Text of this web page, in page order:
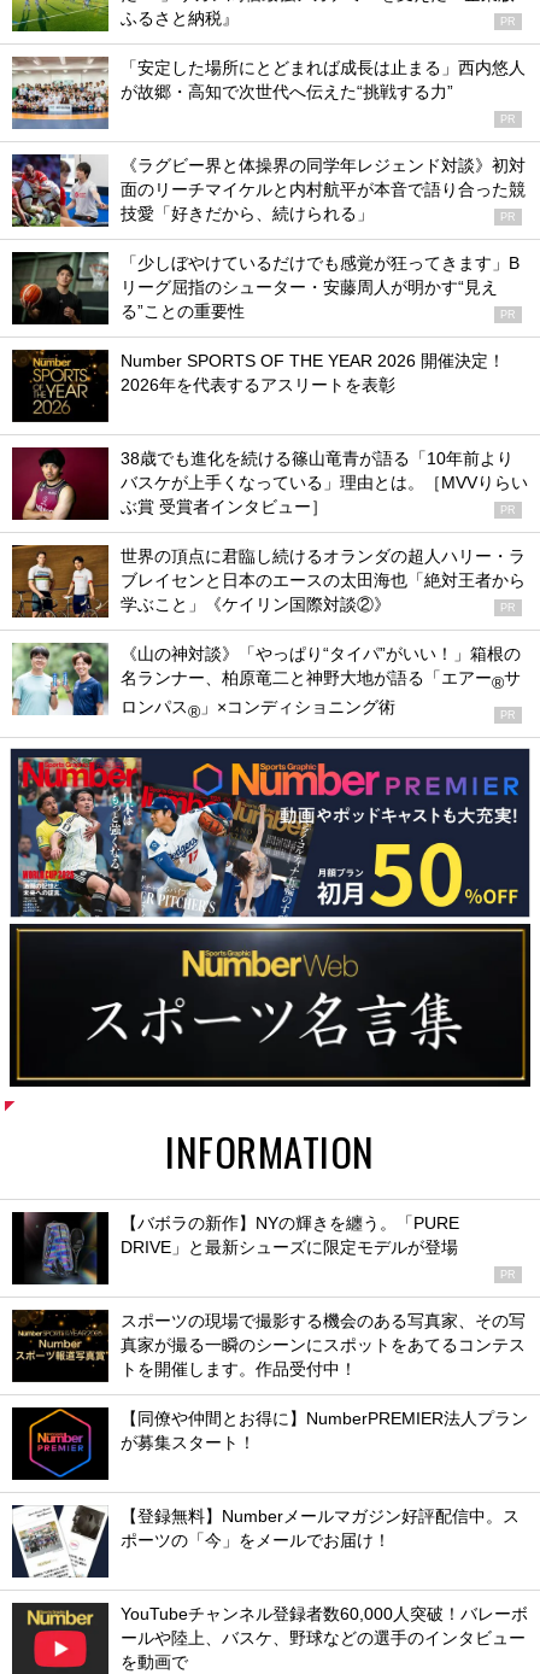
ふるさと納税』
PR
「安定した場所にとどまれば成長は止まる」西内悠人
が故郷・高知で次世代へ伝えた“挑戦する力”
PR
《ラグビー界と体操界の同学年レジェンド対談》初対
面のリーチマイケルと内村航平が本音で語り合った競
技愛「好きだから、続けられる」
PR
「少しぼやけているだけでも感覚が狂ってきます」B
リーグ屈指のシューター・安藤周人が明かす“見え
る”ことの重要性
PR
Number SPORTS OF THE YEAR 2026 開催決定！
2026年を代表するアスリートを表彰
38歳でも進化を続ける篠山竜青が語る「10年前より
バスケが上手くなっている」理由とは。［MVVりらい
ぶ賞 受賞者インタビュー］
PR
世界の頂点に君臨し続けるオランダの超人ハリー・ラ
ブレイセンと日本のエースの太田海也「絶対王者から
学ぶこと」《ケイリン国際対談②》
PR
《山の神対談》「やっぱり“タイパ”がいい！」箱根の
名ランナー、柏原竜二と神野大地が語る「エアー®サ
ロンパス® 」×コンディショニング術 PR
INFORMATION
【バボラの新作】NYの輝きを纏う。「PURE
DRIVE」と最新シューズに限定モデルが登場
PR
スポーツの現場で撮影する機会のある写真家、その写
真家が撮る一瞬のシーンにスポットをあてるコンテス
トを開催します。作品受付中！
【同僚や仲間とお得に】NumberPREMIER法人プラン
が募集スタート！
【登録無料】Numberメールマガジン好評配信中。ス
ポーツの「今」をメールでお届け！
YouTubeチャンネル登録者数60,000人突破！バレーボ
ールや陸上、バスケ、野球などの選手のインタビュー
を動画で